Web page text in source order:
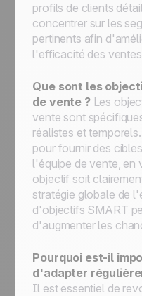
profils de clients
concentrer sur les
pertinents afin
l'efficacité des
Que sont les
de vente ?Les
vente sont
réalistes et
pour fournir des
l'équipe de vente, en
objectif soit
stratégie globale de
d'objectifs SMART
d'augmenter les
Pourquoi est-il
d'adapter
Il est essentiel de